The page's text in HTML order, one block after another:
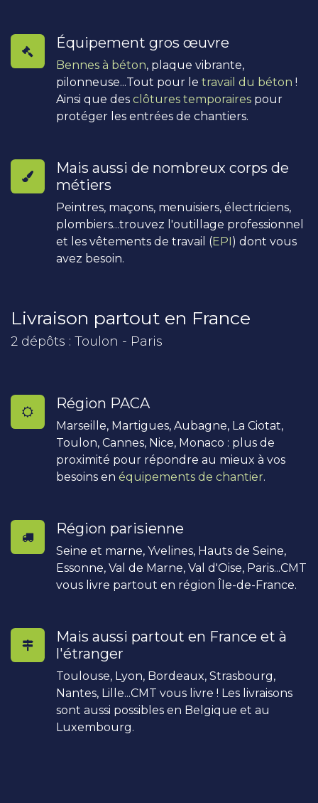
Équipement gros œuvre
Bennes à béton, plaque vibrante,
pilonneuse...Tout pour le travail du béton !
Ainsi que des clôtures temporaires pour
protéger les entrées de chantiers.
Mais aussi de nombreux corps de
métiers
Peintres, maçons, menuisiers, électriciens,
plombiers...trouvez l'outillage professionnel
et les vêtements de travail (EPI) dont vous
avez besoin.
Livraison partout en France
2 dépôts : Toulon - Paris
Région PACA
Marseille, Martigues, Aubagne, La Ciotat,
Toulon, Cannes, Nice, Monaco : plus de
proximité pour répondre au mieux à vos
besoins en équipements de chantier.
Région parisienne
Seine et marne, Yvelines, Hauts de Seine,
Essonne, Val de Marne, Val d'Oise, Paris...CMT
vous livre partout en région Île-de-France.
Mais aussi partout en France et à
l'étranger
Toulouse, Lyon, Bordeaux, Strasbourg,
Nantes, Lille...CMT vous livre ! Les livraisons
sont aussi possibles en Belgique et au
Luxembourg.